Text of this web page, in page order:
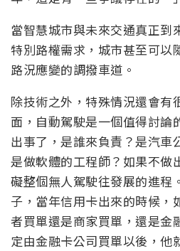
當智慧城市與未來交通真正到
特別路權需求，城市甚至可以
路況應變的調撥車道。
除技術之外，特殊情況還會有
面，自動駕駛是一個值得討論
出事了，是誰來負責？是汽車
是做軟體的工程師？如果不做
礙整個無人駕駛往發展的進程
子，當年信用卡出來的時候，
者買單還是商家買單，還是金
定由金融卡公司買單以後，他